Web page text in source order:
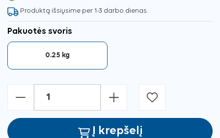
Produktą išsiųsime per 1-3 darbo dienas.
Pakuotės svoris
0.25 kg
- +
Į krepšelį